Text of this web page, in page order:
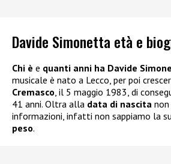
Davide Simonetta età e
Chi è e quanti anni ha Davide
musicale è nato a Lecco, per poi
Cremasco, il 5 maggio 1983, di
41 anni. Oltra alla data di nascita
informazioni, infatti non sappiamo la
peso.